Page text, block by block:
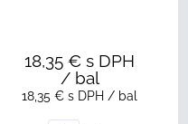
18,35 € s DPH
/ bal
18,35 € s DPH / bal